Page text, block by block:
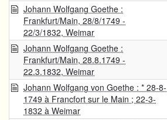
Johann Wolfgang Goethe :
Frankfurt/Main, 28/8/1749 -
22/3/1832, Weimar
Johann Wolfgang Goethe :
Frankfurt/Main, 28.8.1749 -
22.3.1832, Weimar
Johann Wolfgang von Goethe : * 28-8-
1749 à Francfort sur le Main ; 22-3-
1832 à Weimar